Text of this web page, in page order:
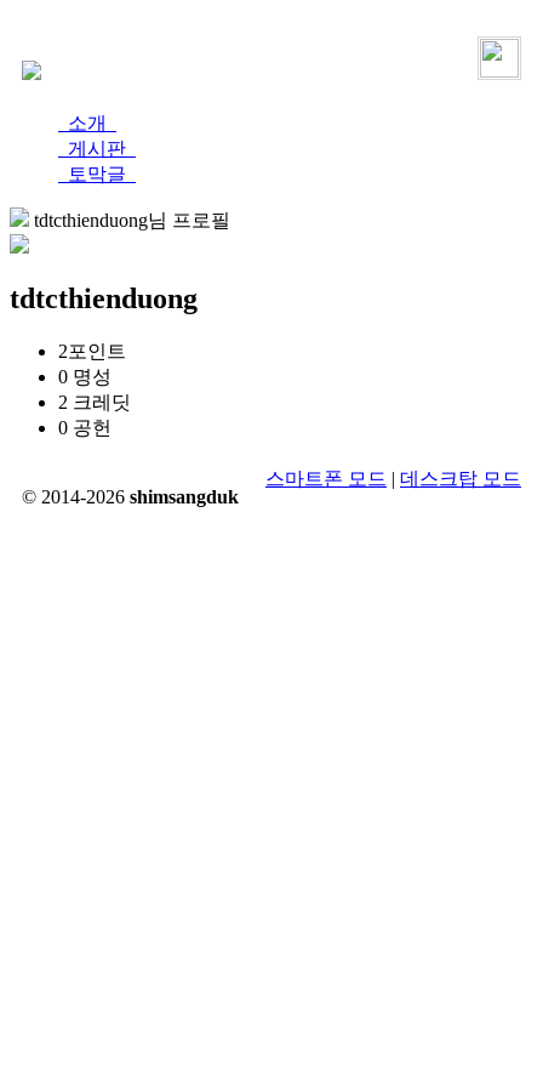
소개
게시판
토막글
tdtcthienduong님 프로필
tdtcthienduong
2포인트
0 명성
2 크레딧
0 공헌
© 2014-2026 shimsangduk
스마트폰 모드 | 데스크탑 모드